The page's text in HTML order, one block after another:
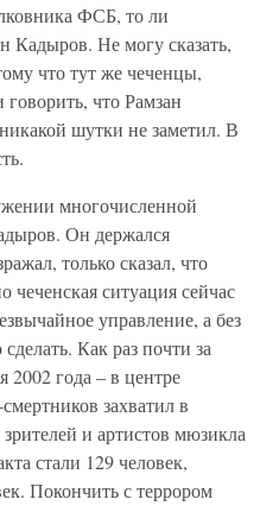
ФСБ, то ли
Кадыров. Не могу сказать,
что тут же чеченцы,
что Рамзан
шутки не заметил. В
многочисленной
Он держался
только сказал, что
чеченская ситуация сейчас
управление, а без
Как раз почти за
2002 года – в центре
захватил в
и артистов мюзикла
стали 129 человек,
Покончить с террором